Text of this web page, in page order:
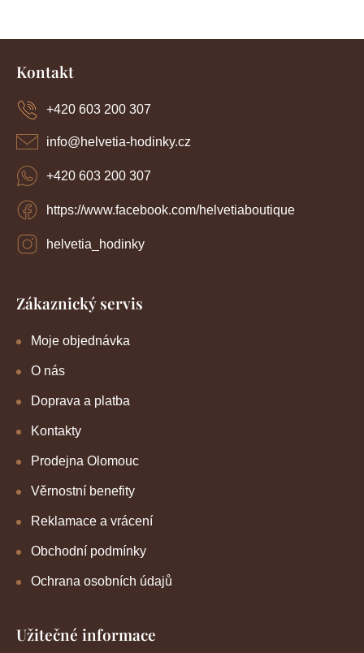
Z
Kontakt
info@helvetia-hodinky.cz
+420 603 200 307
https://www.facebook.com/helvetiaboutique
helvetia_hodinky
+420 603 200 307
Zákaznický servis
Moje objednávka
O nás
Doprava a platba
Kontakty
Prodejna Olomouc
Věrnostní benefity
Reklamace a vrácení
Obchodní podmínky
Ochrana osobních údajů
Užitečné informace